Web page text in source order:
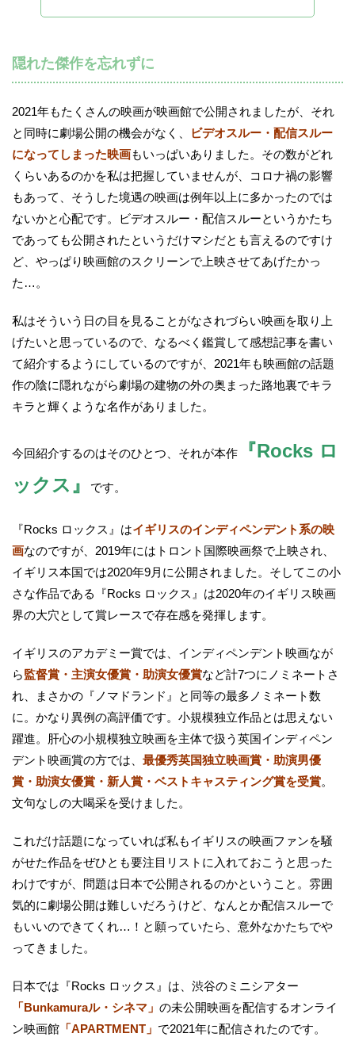
隠れた傑作を忘れずに
2021年もたくさんの映画が映画館で公開されましたが、それ
と同時に劇場公開の機会がなく、
ビデオスルー・配信スルー
になってしまった映画もいっぱいありました。その数がどれ
くらいあるのかを私は把握していませんが、コロナ禍の影響
もあって、そうした境遇の映画は例年以上に多かったのでは
ないかと心配です。ビデオスルー・配信スルーというかたち
であっても公開されたというだけマシだとも言えるのですけ
ど、やっぱり映画館のスクリーンで上映させてあげたかっ
た…。
私はそういう日の目を見ることがなされづらい映画を取り上
げたいと思っているので、なるべく鑑賞して感想記事を書い
て紹介するようにしているのですが、2021年も映画館の話題
作の陰に隠れながら劇場の建物の外の奥まった路地裏でキラ
キラと輝くような名作がありました。
今回紹介するのはそのひとつ、それが本作
『Rocks ロ
ックス』
です。
『Rocks ロックス』はイギリスのインディペンデント系の映
画なのですが、2019年にはトロント国際映画祭で上映され、
イギリス本国では2020年9月に公開されました。そしてこの小
さな作品である『Rocks ロックス』は2020年のイギリス映画
界の大穴として賞レースで存在感を発揮します。
イギリスのアカデミー賞では、インディペンデント映画なが
ら監督賞・主演女優賞・助演女優賞など計7つにノミネートさ
れ、まさかの『ノマドランド』と同等の最多ノミネート数
に。かなり異例の高評価です。小規模独立作品とは思えない
躍進。肝心の小規模独立映画を主体で扱う英国インディペン
デント映画賞の方では、 最優秀英国独立映画賞・助演男優
賞・助演女優賞・新人賞・ベストキャスティング賞を受賞。
文句なしの大喝采を受けました。
これだけ話題になっていれば私もイギリスの映画ファンを騒
がせた作品をぜひとも要注目リストに入れておこうと思った
わけですが、問題は日本で公開されるのかということ。雰囲
気的に劇場公開は難しいだろうけど、なんとか配信スルーで
もいいのできてくれ…！と願っていたら、意外なかたちでや
ってきました。
日本では『Rocks ロックス』は、渋谷のミニシアター
「Bunkamuraル・シネマ」 の未公開映画を配信するオンライ
ン映画館 「APARTMENT」 で2021年に配信されたのです。